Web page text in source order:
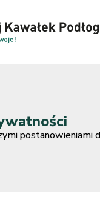
postanowieniami